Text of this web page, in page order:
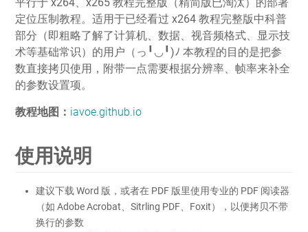
定位压制教程。适用于已经看过 x264 教程完整版中科普
部分（即粗略了解了计算机、数据、视音频格式、显示技
术等基础常识）的用户（っ╹◡╹)ﾉ 本教程的目的是把参
数直接拷贝使用，附带一点需要根据分辨率、帧率来补全
的参数设置项。
教程地图： iavoe.github.io
使用说明
建议下载 Word 版，或者在 PDF 版里使用专业的 PDF 阅读器
（如 Adobe Acrobat、Sitrling PDF、Foxit），以便拷贝不带
换行的参数